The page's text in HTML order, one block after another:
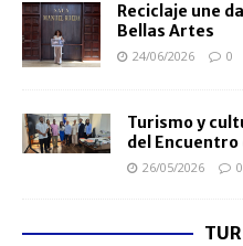
Reciclaje une
Bellas Artes
24/06/2026 0
Turismo y
del Encuentro
26/05/2026 0